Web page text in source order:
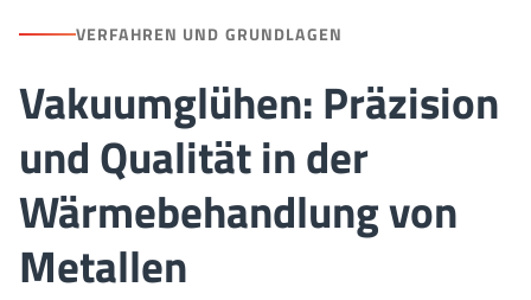
VERFAHREN UND GRUNDLAGEN
Vakuumglühen: Präzision
und Qualität in der
Wärmebehandlung von
Metallen